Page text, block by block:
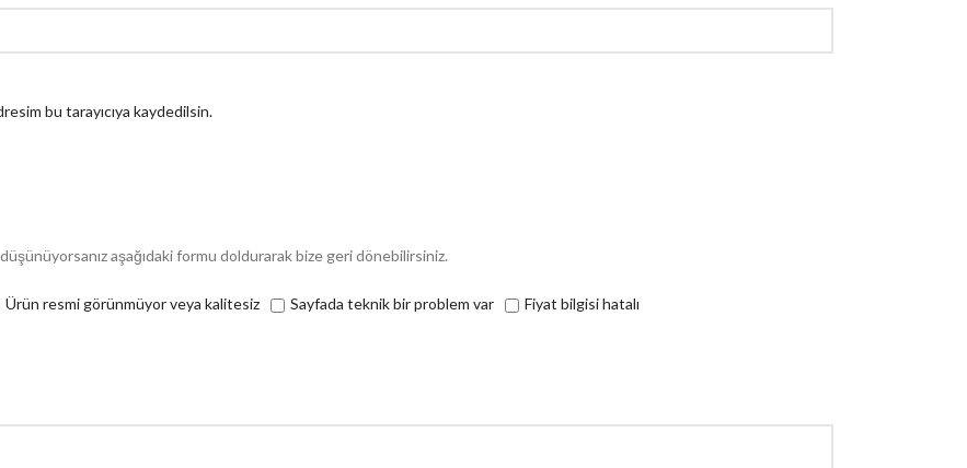
bu tarayıcıya kaydedilsin.
aşağıdaki formu doldurarak bize geri dönebilirsiniz.
Ürün resmi görünmüyor veya kalitesiz Sayfada teknik bir problem var
Fiyat bilgisi hatalı